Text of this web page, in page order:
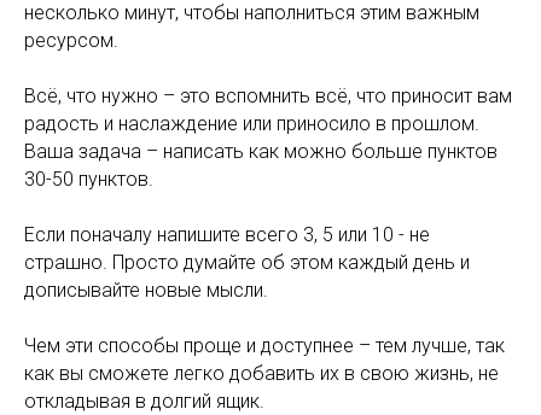
несколько минут, чтобы наполниться этим важным
ресурсом.
Всё, что нужно – это вспомнить всё, что приносит вам
радость и наслаждение или приносило в прошлом.
Ваша задача – написать как можно больше пунктов
30-50 пунктов.
Если поначалу напишите всего 3, 5 или 10 - не
страшно. Просто думайте об этом каждый день и
дописывайте новые мысли.
Чем эти способы проще и доступнее – тем лучше, так
как вы сможете легко добавить их в свою жизнь, не
откладывая в долгий ящик.